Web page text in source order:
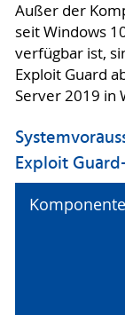
Außer der
seit Windows
verfügbar ist,
Exploit Guard
Server 2019 in
Exploit
Komponente